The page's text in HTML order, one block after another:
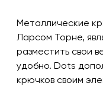
Металлические
Ларсом Торне,
разместить свои
удобно. Dots
крючков своим